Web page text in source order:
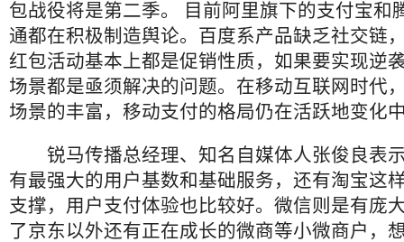
包战役将是第二季。
目前阿里旗下的支付宝和
通都在积极制造舆论。百度系产品缺乏社交链
红包活动基本上都是促销性质，如果要实现逆
场景都是亟须解决的问题。在移动互联网时代
场景的丰富，移动支付的格局仍在活跃地变化
锐马传播总经理、知名自媒体人张俊良表
有最强大的用户基数和基础服务，还有淘宝这
支撑，用户支付体验也比较好。微信则是有庞
了京东以外还有正在成长的微商等小微商户，